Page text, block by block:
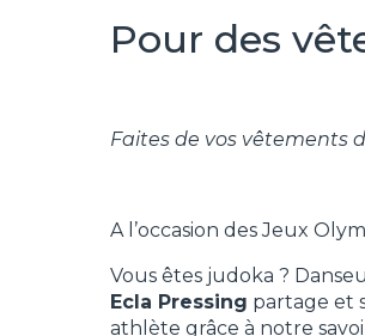
Pour des
Faites de vos vêtements
A l’occasion des Jeux
Vous êtes judoka ?
Ecla Pressing partage et
athlète grâce à notre